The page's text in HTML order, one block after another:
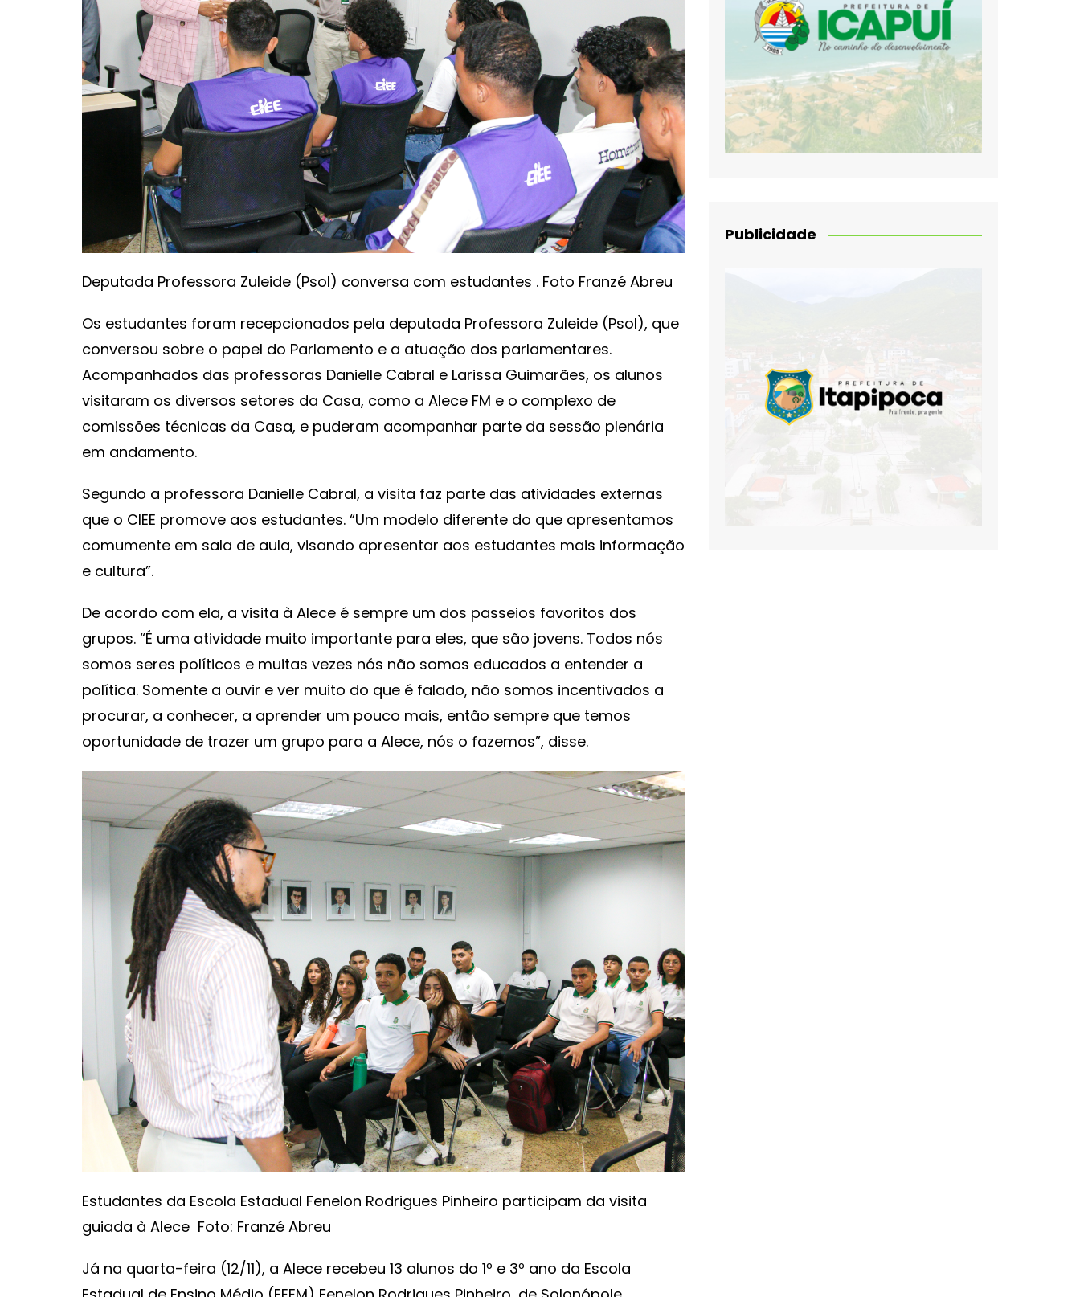
Deputada Professora Zuleide (Psol) conversa com estudantes . Foto Franzé Abreu
Os estudantes foram recepcionados pela deputada Professora Zuleide (Psol), que
conversou sobre o papel do Parlamento e a atuação dos parlamentares.
Acompanhados das professoras Danielle Cabral e Larissa Guimarães, os alunos
visitaram os diversos setores da Casa, como a Alece FM e o complexo de
comissões técnicas da Casa, e puderam acompanhar parte da sessão plenária
em andamento.
Segundo a professora Danielle Cabral, a visita faz parte das atividades externas
que o CIEE promove aos estudantes. “Um modelo diferente do que apresentamos
comumente em sala de aula, visando apresentar aos estudantes mais informação
e cultura”.
De acordo com ela, a visita à Alece é sempre um dos passeios favoritos dos
grupos. “É uma atividade muito importante para eles, que são jovens. Todos nós
somos seres políticos e muitas vezes nós não somos educados a entender a
política. Somente a ouvir e ver muito do que é falado, não somos incentivados a
procurar, a conhecer, a aprender um pouco mais, então sempre que temos
oportunidade de trazer um grupo para a Alece, nós o fazemos”, disse.
Estudantes da Escola Estadual Fenelon Rodrigues Pinheiro participam da visita
guiada à Alece Foto: Franzé Abreu
Já na quarta-feira (12/11), a Alece recebeu 13 alunos do 1º e 3º ano da Escola
Publicidade